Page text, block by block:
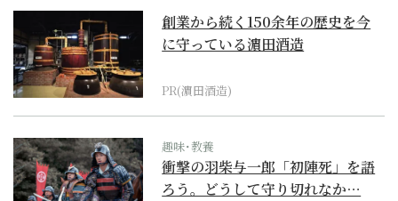
創業から続く150余年の歴史を今
に守っている濵田酒造
PR(濵田酒造)
趣味･教養
衝撃の羽柴与一郎「初陣死」を語
ろう。どうして守り切れなか…